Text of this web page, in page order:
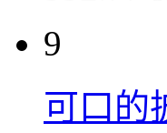
9
可口的